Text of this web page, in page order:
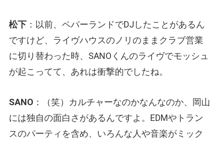
松下 ：以前、ペパーランドでDJしたことがあるん
ですけど、ライヴハウスのノリのままクラブ営業
に切り替わった時、SANOくんのライヴでモッシュ
が起こってて、あれは衝撃的でしたね。
SANO ：（笑）カルチャーなのかなんなのか、岡山
には独自の面白さがあるんですよ。EDMやトラン
スのパーティを含め、いろんな人や音楽がミック